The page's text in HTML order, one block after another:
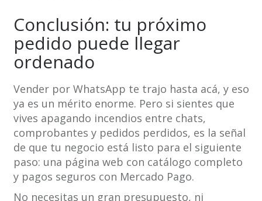
Conclusión: tu próximo
pedido puede llegar
ordenado
Vender por WhatsApp te trajo hasta acá, y eso
ya es un mérito enorme. Pero si sientes que
vives apagando incendios entre chats,
comprobantes y pedidos perdidos, es la señal
de que tu negocio está listo para el siguiente
paso: una página web con catálogo completo
y pagos seguros con Mercado Pago.
No necesitas un gran presupuesto, ni